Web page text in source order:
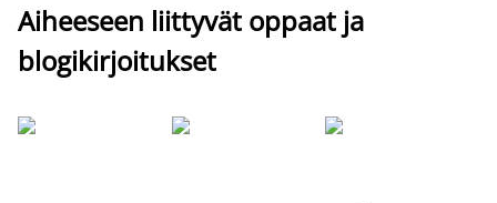
Aiheeseen liittyvät oppaat ja
blogikirjoitukset